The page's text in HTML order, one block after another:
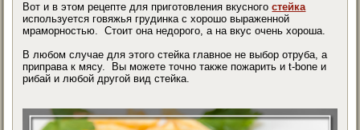
Вот и в этом рецепте для приготовления вкусногостейка
используется говяжья грудинка с хорошо выраженной
мраморностью. Стоит она недорого, а на вкус очень хороша.
В любом случае для этого стейка главное не выбор отруба, а
приправа к мясу. Вы можете точно также пожарить и t-bone и
рибай и любой другой вид стейка.